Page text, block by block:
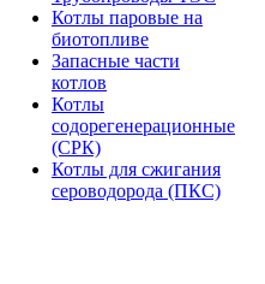
Котлы паровые на
биотопливе
Запасные части
котлов
Котлы
содорегенерационные
(СРК)
Котлы для сжигания
сероводорода (ПКС)